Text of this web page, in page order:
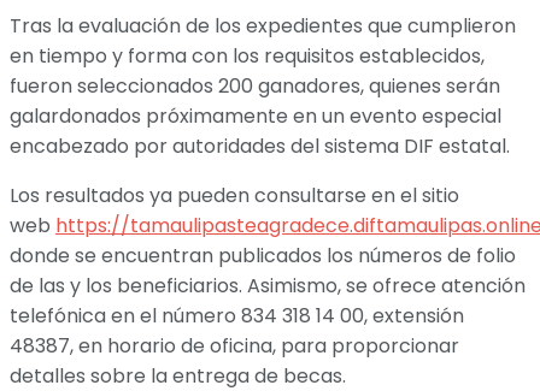
Tras la evaluación de los expedientes que cumplieron
en tiempo y forma con los requisitos establecidos,
fueron seleccionados 200 ganadores, quienes serán
galardonados próximamente en un evento especial
encabezado por autoridades del sistema DIF estatal.
Los resultados ya pueden consultarse en el sitio
web https://
donde se encuentran publicados los números de folio
de las y los beneficiarios. Asimismo, se ofrece atención
telefónica en el número 834 318 14 00, extensión
48387, en horario de oficina, para proporcionar
detalles sobre la entrega de becas.